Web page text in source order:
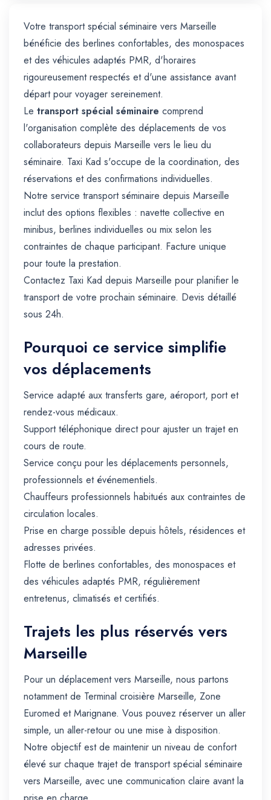
Votre transport spécial séminaire vers Marseille
bénéficie des berlines confortables, des monospaces
et des véhicules adaptés PMR, d'horaires
rigoureusement respectés et d'une assistance avant
départ pour voyager sereinement.
Le transport spécial séminaire comprend
l'organisation complète des déplacements de vos
collaborateurs depuis Marseille vers le lieu du
séminaire. Taxi Kad s'occupe de la coordination, des
réservations et des confirmations individuelles.
Notre service transport séminaire depuis Marseille
inclut des options flexibles : navette collective en
minibus, berlines individuelles ou mix selon les
contraintes de chaque participant. Facture unique
pour toute la prestation.
Contactez Taxi Kad depuis Marseille pour planifier le
transport de votre prochain séminaire. Devis détaillé
sous 24h.
Pourquoi ce service simplifie
vos déplacements
Service adapté aux transferts gare, aéroport, port et
rendez-vous médicaux.
Support téléphonique direct pour ajuster un trajet en
cours de route.
Service conçu pour les déplacements personnels,
professionnels et événementiels.
Chauffeurs professionnels habitués aux contraintes de
circulation locales.
Prise en charge possible depuis hôtels, résidences et
adresses privées.
Flotte de berlines confortables, des monospaces et
des véhicules adaptés PMR, régulièrement
entretenus, climatisés et certifiés.
Trajets les plus réservés vers
Marseille
Pour un déplacement vers Marseille, nous partons
notamment de Terminal croisière Marseille, Zone
Euromed et Marignane. Vous pouvez réserver un aller
simple, un aller-retour ou une mise à disposition.
Notre objectif est de maintenir un niveau de confort
élevé sur chaque trajet de transport spécial séminaire
vers Marseille, avec une communication claire avant la